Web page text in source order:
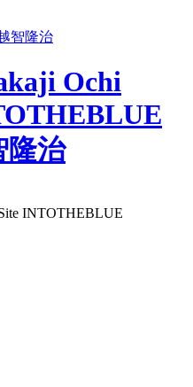
Ochi
隆治
INTOTHEBLUE